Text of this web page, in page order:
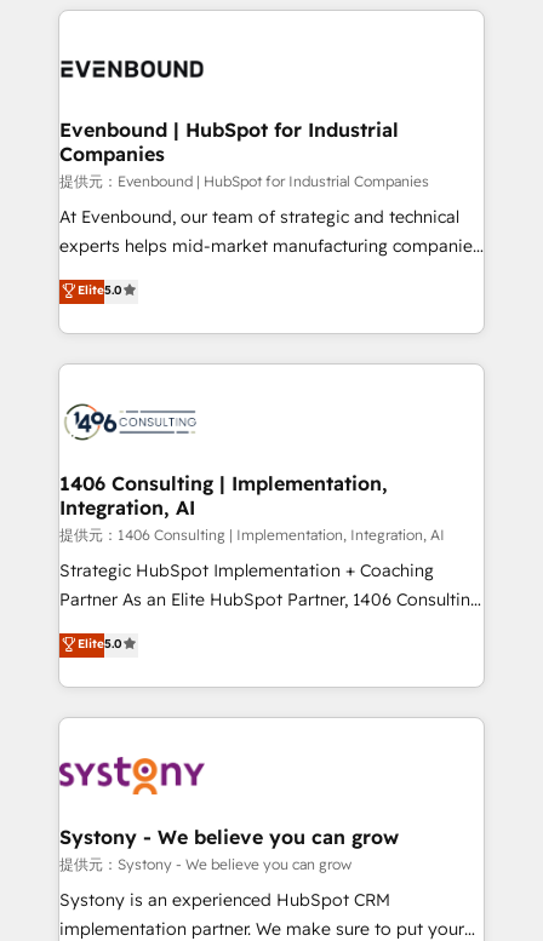
experiences. To us, technology is more than just
and—most importantly—simple. That’s why we lean
products and strategies that actually make a
difference.
Evenbound | HubSpot for Industrial
Companies
提供元：Evenbound | HubSpot for Industrial Companies
At Evenbound, our team of strategic and technical
experts helps mid-market manufacturing companies
achieve real growth. We specialize in delivering
tailored solutions that drive results by leveraging
HubSpot’s platform and data to fuel success.
Technical Solutions: - HubSpot Technical Consulting -
Onboarding - Data Migration & Integrations -
Revenue Operations - Inbound Marketing -
Outbound Marketing - HubSpot CMS Website
Design & Development We empower our clients to
reach their full potential by providing transparent,
relationship-driven support. With over 300 HubSpot
technical know-how and strategic guidance you
need to succeed.
Elite5.0
1406 Consulting | Implementation,
Integration, AI
提供元：1406 Consulting | Implementation, Integration, AI
Strategic HubSpot Implementation + Coaching
Partner As an Elite HubSpot Partner, 1406 Consulting
helps mid-market revenue teams transform how
they sell, market, and serve. We don't just build your
HubSpot—we teach your team to own it, then stay
to help you keep winning. What We Do ⚙️ CRM
Data & Content 📈 Sales & Marketing Alignment +
Agent Creation 🔄 Custom Integrations & Data
Migration Why 1406 We become part of your team.
Your team learns while we build. We fix what others
broke. Built for mid-market reality—practical
Elite5.0
Systony - We believe you can grow
提供元：Systony - We believe you can grow
Systony is an experienced HubSpot CRM
implementation partner. We make sure to put your